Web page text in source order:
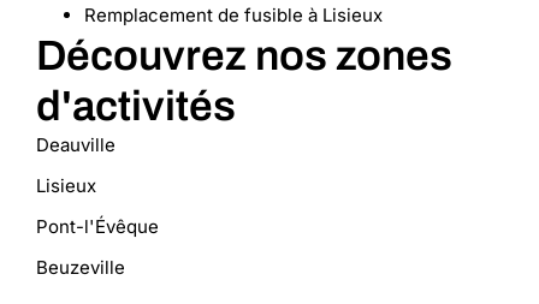
Remplacement de fusible à Lisieux
Découvrez nos zones
d'activités
Deauville
Lisieux
Pont-l'Évêque
Beuzeville